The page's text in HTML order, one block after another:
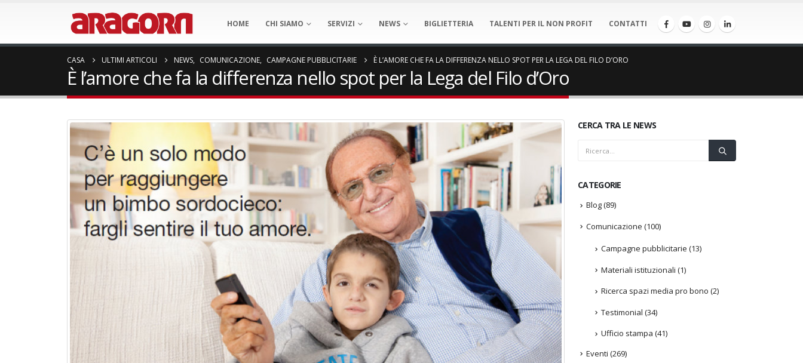
HOME CHI SIAMO SERVIZI NEWS BIGLIETTERIA TALENTI PER IL NON PROFIT CONTATTI
CASA ULTIMI ARTICOLI NEWS, COMUNICAZIONE, CAMPAGNE PUBBLICITARIE È L’AMORE CHE FA LA DIFFERENZA NELLO SPOT PER LA LEGA DEL FILO D’ORO
È l’amore che fa la differenza nello spot per la Lega del Filo d’Oro
CERCA TRA LE NEWS
CATEGORIE
Blog(89)
Comunicazione (100)
Campagne pubblicitarie (13)
Materiali istituzionali (1)
Ricerca spazi media pro bono (2)
Testimonial (34)
Ufficio stampa (41)
Eventi (269)